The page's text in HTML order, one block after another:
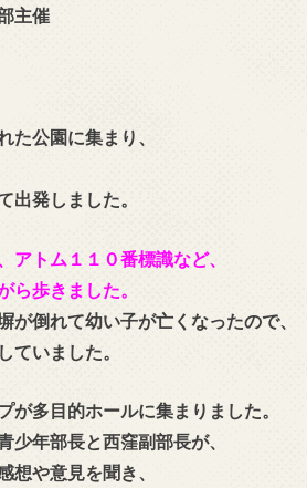
主催
た公園に集まり、
出発しました。
アトム１１０番標識など、
ら歩きました。
が倒れて幼い子が亡くなったので、
ていました。
が多目的ホールに集まりました。
少年部長と西窪副部長が、
想や意見を聞き、